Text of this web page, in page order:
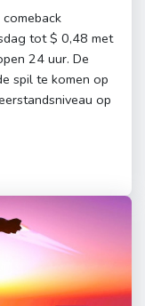
tot $ 0,48 met
24 uur. De
spil te komen op
op